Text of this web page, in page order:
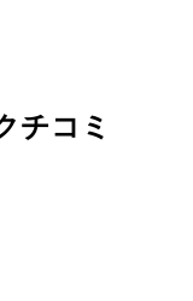
チコミ